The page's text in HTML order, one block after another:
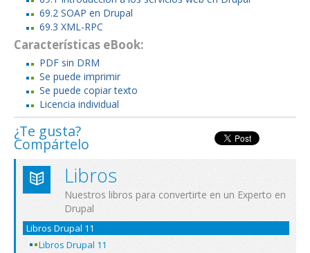
69.2 SOAP en Drupal
69.3 XML-RPC
Características eBook:
PDF sin DRM
Se puede imprimir
Se puede copiar texto
Licencia individual
¿Te gusta?
Compártelo
Libros
Nuestros libros para convertirte en un Experto en
Drupal
Libros Drupal 11
Libros Drupal 11